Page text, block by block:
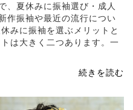
、夏休みに振袖選び・成人
作振袖や最近の流行につい
みに振袖を選ぶメリットと
は大きく二つあります。一
続きを読む